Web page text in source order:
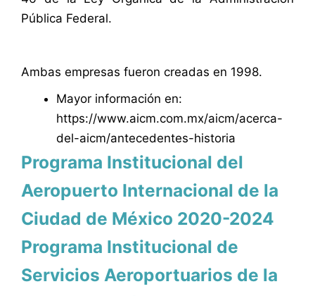
Pública Federal.
Ambas empresas fueron creadas en 1998.
Mayor información en:
https://www.aicm.com.mx/aicm/acerca-
del-aicm/antecedentes-historia
Programa Institucional del
Aeropuerto Internacional de la
Ciudad de México 2020-2024
Programa Institucional de
Servicios Aeroportuarios de la